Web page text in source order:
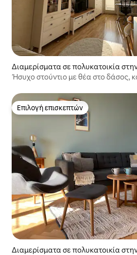
Διαμερίσματα σε πολυκατοικία
όποτ
Ήσυχο στούντιο με θέα στο δάσος,
Επιλογή επισκεπτών
Επιλογή επισκεπτών
Διαμερίσματα σε πολυκατοικία